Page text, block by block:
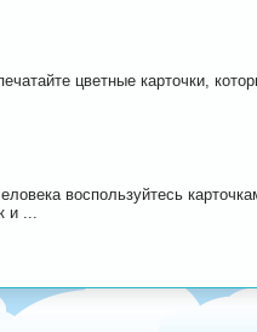
цветные карточки,
воспользуйтесь
...